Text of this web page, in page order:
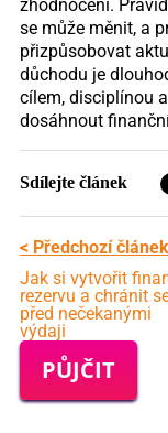
zhodnocení.
se může měnit, a
přizpůsobovat
důchodu je
cílem, disciplínou
dosáhnout
Sdílejte článek
< Předchozí článek
Jak si vytvořit
rezervu a chránit
před nečekanými
výdaji
PŮJČIT